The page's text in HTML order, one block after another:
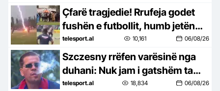
Çfarë tragjedie! Rrufeja godet
fushën e futbollit, humb jetën
një lojtar dhe plagosen 12 të
tjerë
telesport.al 10,161 06/08/26
Szczesny rrëfen varësinë nga
duhani: Nuk jam i gatshëm ta
luftoj, edhe pse e di që është e
telesport.al 18,834 06/08/26